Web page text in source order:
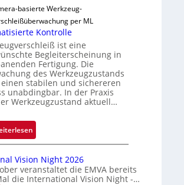
ä
s
s
i
g
e
D
r
u
m
r
k
basierte Werkzeug-
per ML
Kontrolle
ist eine
Begleiterscheinung in
Fertigung. Die
des Werkzeugzustands
stabilen und sichereren
unabdingbar. In der Praxis
Werkzeugzustand aktuell…
A
t
o
Vision Night 2026
veranstaltet die EMVA bereits
die International Vision Night -…